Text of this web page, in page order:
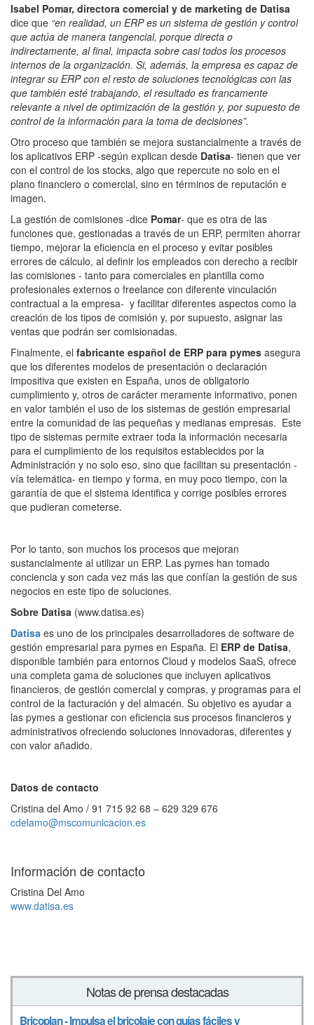
Isabel Pomar, directora comercial y de marketing de Datisa
dice que “en realidad, un ERP es un sistema de gestión y control
que actúa de manera tangencial, porque directa o
indirectamente, al final, impacta sobre casi todos los procesos
internos de la organización. Si, además, la empresa es capaz de
integrar su ERP con el resto de soluciones tecnológicas con las
que también esté trabajando, el resultado es francamente
relevante a nivel de optimización de la gestión y, por supuesto de
control de la información para la toma de decisiones”.
Otro proceso que también se mejora sustancialmente a través de
los aplicativos ERP -según explican desde Datisa- tienen que ver
con el control de los stocks, algo que repercute no solo en el
plano financiero o comercial, sino en términos de reputación e
imagen.
La gestión de comisiones -dice Pomar- que es otra de las
funciones que, gestionadas a través de un ERP, permiten ahorrar
tiempo, mejorar la eficiencia en el proceso y evitar posibles
errores de cálculo, al definir los empleados con derecho a recibir
las comisiones - tanto para comerciales en plantilla como
profesionales externos o freelance con diferente vinculación
contractual a la empresa- y facilitar diferentes aspectos como la
creación de los tipos de comisión y, por supuesto, asignar las
ventas que podrán ser comisionadas.
Finalmente, el fabricante español de ERP para pymes asegura
que los diferentes modelos de presentación o declaración
impositiva que existen en España, unos de obligatorio
cumplimiento y, otros de carácter meramente informativo, ponen
en valor también el uso de los sistemas de gestión empresarial
entre la comunidad de las pequeñas y medianas empresas. Este
tipo de sistemas permite extraer toda la información necesaria
para el cumplimiento de los requisitos establecidos por la
Administración y no solo eso, sino que facilitan su presentación -
vía telemática- en tiempo y forma, en muy poco tiempo, con la
garantía de que el sistema identifica y corrige posibles errores
que pudieran cometerse.
Por lo tanto, son muchos los procesos que mejoran
sustancialmente al utilizar un ERP. Las pymes han tomado
conciencia y son cada vez más las que confían la gestión de sus
negocios en este tipo de soluciones.
Sobre Datisa (www.datisa.es)
Datisa es uno de los principales desarrolladores de software de
gestión empresarial para pymes en España. El ERP de Datisa,
disponible también para entornos Cloud y modelos SaaS, ofrece
una completa gama de soluciones que incluyen aplicativos
financieros, de gestión comercial y compras, y programas para el
control de la facturación y del almacén. Su objetivo es ayudar a
las pymes a gestionar con eficiencia sus procesos financieros y
administrativos ofreciendo soluciones innovadoras, diferentes y
con valor añadido.
Datos de contacto
Cristina del Amo / 91 715 92 68 – 629 329 676
cdelamo@mscomunicacion.es
Información de contacto
Cristina Del Amo
www.datisa.es
Notas de prensa destacadas
Bricoplan - Impulsa el bricolaje con guías fáciles y